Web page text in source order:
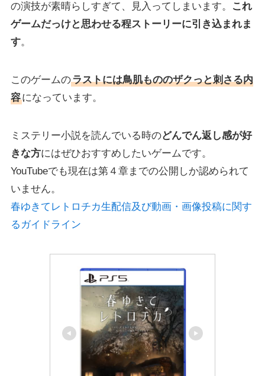
の演技が素晴らしすぎて、見入ってしまいます。
これ
ゲームだっけと思わせる程ストーリーに引き込まれま
す。
このゲームのラストには鳥肌もののザクっと刺さる内
容になっています。
ミステリー小説を読んでいる時のどんでん返し感が好
きな方にはぜひおすすめしたいゲームです。
YouTubeでも現在は第４章までの公開しか認められて
いません。
春ゆきてレトロチカ生配信及び動画・画像投稿に関す
るガイドライン